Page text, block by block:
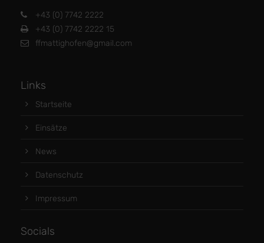
+43 (0) 7742 2222
+43 (0) 7742 2222 15
ffmattighofen@gmail.com
Links
Startseite
Einsätze
News
Datenschutz
Impressum
Socials